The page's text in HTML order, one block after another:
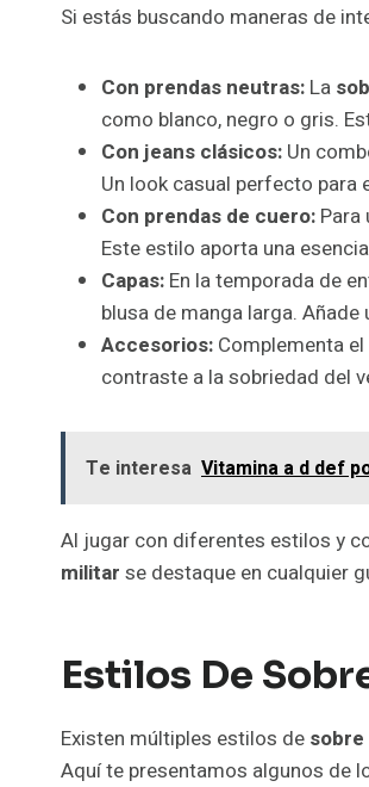
Si estás buscando maneras de
Con prendas neutras: La
como blanco, negro o gris.
Con jeans clásicos: Un
Un look casual perfecto para
Con prendas de cuero:
Este estilo aporta una
Capas: En la temporada de
blusa de manga larga.
Accesorios: Complementa
contraste a la sobriedad del
Te interesa Vitamina a d def
Al jugar con diferentes estilos y
militar se destaque en cualquier
Estilos De
Existen múltiples estilos de
Aquí te presentamos algunos de